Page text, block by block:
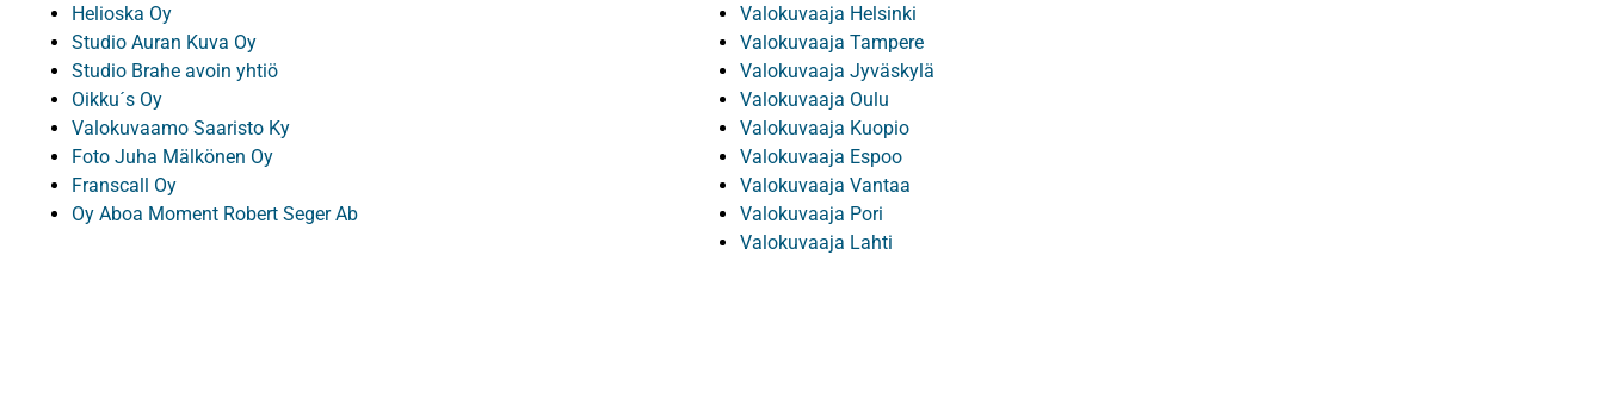
Helioska Oy
Studio Auran Kuva Oy
Studio Brahe avoin yhtiö
Oikku´s Oy
Valokuvaamo Saaristo Ky
Foto Juha Mälkönen Oy
Franscall Oy
Oy Aboa Moment Robert Seger Ab
Valokuvaaja Helsinki
Valokuvaaja Tampere
Valokuvaaja Jyväskylä
Valokuvaaja Oulu
Valokuvaaja Kuopio
Valokuvaaja Espoo
Valokuvaaja Vantaa
Valokuvaaja Pori
Valokuvaaja Lahti